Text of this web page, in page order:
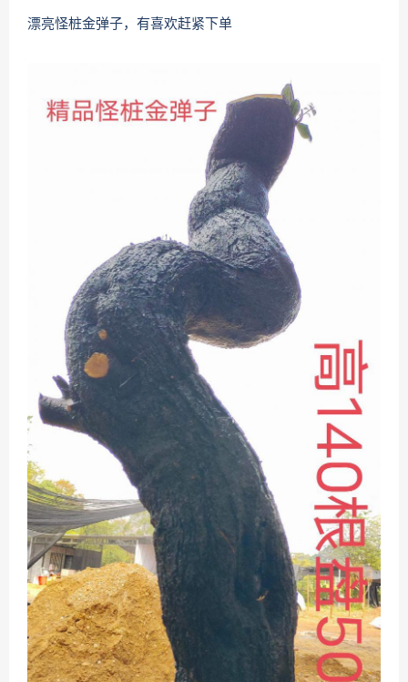
漂亮怪桩金弹子，有喜欢赶紧下单